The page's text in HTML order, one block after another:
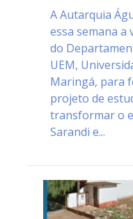
A Autarquia
essa semana
do
UEM,
Maringá, para
projeto de
transformar o
Sarandi e...